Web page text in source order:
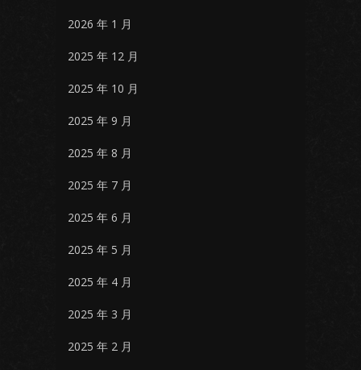
2026 年 1 月
2025 年 12 月
2025 年 10 月
2025 年 9 月
2025 年 8 月
2025 年 7 月
2025 年 6 月
2025 年 5 月
2025 年 4 月
2025 年 3 月
2025 年 2 月